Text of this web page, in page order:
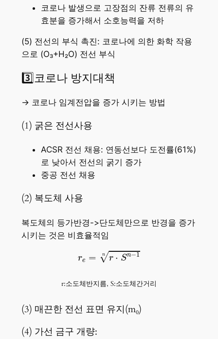
코로나 발생으로 고장점의 잔류 전류의 유
효분을 증가해서 소호능력을 저하
(5) 전선의 부식 촉진: 코로나에 의한 화학 작용
으로 (O₃+H₂O) 전선 부식
3️⃣코로나 방지대책
→ 코로나 임계전압을 증가 시키는 방법
(1) 굵은 전선사용
ACSR 전선 채용: 연동선보다 도전률(61%)
로 낮아서 전선의 굵기 증가
중공 전선 채용
(2) 복도체 사용
복도체의 등가반경->단도체만으로 반경을 증가
시키는 것은 비효율적임
re = n
√r ⋅ Sn−1
Sn−1n
r:소도체반지름, S:소도체간거리
(3) 매끈한 전선 표면 유지(m₀)
(4) 가선 금구 개량: